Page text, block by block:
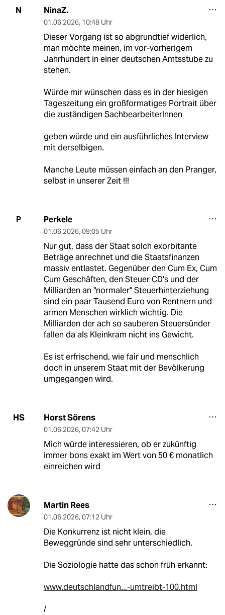
N NinaZ.
01.06.2026, 10:48 Uhr
Dieser Vorgang ist so abgrundtief widerlich,
man möchte meinen, im vor-vorherigem
Jahrhundert in einer deutschen Amtsstube zu
stehen.
Würde mir wünschen dass es in der hiesigen
Tageszeitung ein großformatiges Portrait über
die zuständigen SachbearbeiterInnen
geben würde und ein ausführliches Interview
mit derselbigen.
Manche Leute müssen einfach an den Pranger,
selbst in unserer Zeit !!!
P Perkele
01.06.2026, 09:05 Uhr
Nur gut, dass der Staat solch exorbitante
Beträge anrechnet und die Staatsfinanzen
massiv entlastet. Gegenüber den Cum Ex, Cum
Cum Geschäften, den Steuer CD's und der
Milliarden an "normaler" Steuerhinterziehung
sind ein paar Tausend Euro von Rentnern und
armen Menschen wirklich wichtig. Die
Milliarden der ach so sauberen Steuersünder
fallen da als Kleinkram nicht ins Gewicht.
Es ist erfrischend, wie fair und menschlich
doch in unserem Staat mit der Bevölkerung
umgegangen wird.
HS Horst Sörens
01.06.2026, 07:42 Uhr
Mich würde interessieren, ob er zukünftig
immer bons exakt im Wert von 50 € monatlich
einreichen wird
Martin Rees
01.06.2026, 07:12 Uhr
Die Konkurrenz ist nicht klein, die
Beweggründe sind sehr unterschiedlich.
Die Soziologie hatte das schon früh erkannt:
www.deutschlandfun...-umtreibt-100.html
/